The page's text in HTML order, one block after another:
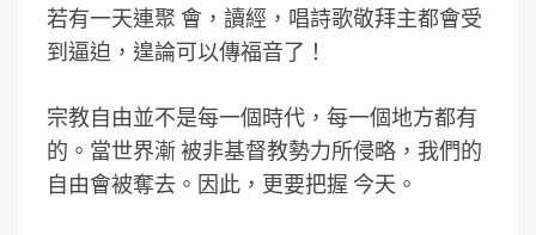
若有一天連聚 會，讀經，唱詩歌敬拜主都會受
到逼迫，遑論可以傳福音了！
宗教自由並不是每一個時代，每一個地方都有
的。當世界漸 被非基督教勢力所侵略，我們的
自由會被奪去。因此，更要把握 今天。